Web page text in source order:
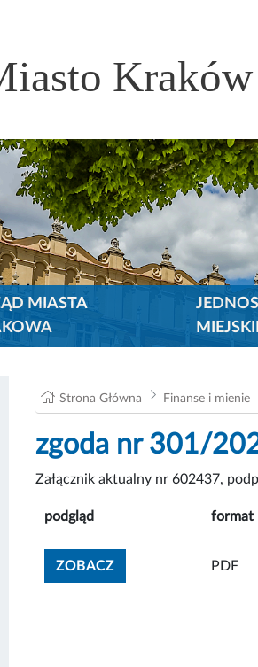
Kraków
MIASTA
Strona Główna Finanse i mienie
zgoda nr 301/
Załącznik aktualny nr 602437,
podgląd format
ZOBACZZOBACZ ZAŁĄCZNIK
PDF